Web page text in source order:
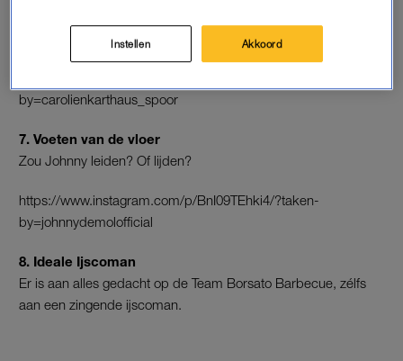
ochtendhumeur.
by=carolienkarthaus_spoor
7. Voeten van de vloer
Zou Johnny leiden? Of lijden?
https://www.instagram.com/p/BnI09TEhki4/?taken-
by=johnnydemolofficial
8. Ideale Ijscoman
Er is aan alles gedacht op de Team Borsato Barbecue, zélfs
aan een zingende ijscoman.
Instellen Akkoord